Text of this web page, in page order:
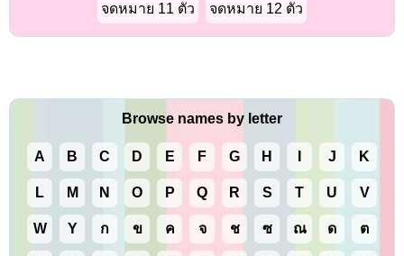
จดหมาย 11 ตัว จดหมาย 12 ตัว
Browse names by letter
A B C D E F G H J K
L M N O P Q R S T U V
W Y ก ข ค จ ช ซ ณ ด ต